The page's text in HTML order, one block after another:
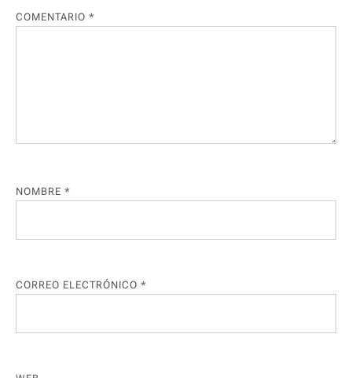
COMENTARIO *
NOMBRE *
CORREO ELECTRÓNICO *